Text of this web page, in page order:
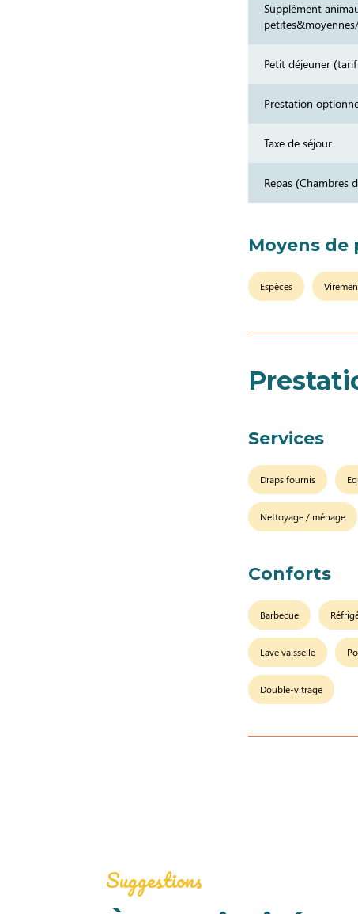
Supplément
Petit déjeuner
Prestation
Taxe de séjour
Repas (Chambres
Moyens de
Espèces
Services
Draps fournis
Nettoyage / ménage
Conforts
Barbecue
Lave vaisselle
Double-vitrage
Suggestions